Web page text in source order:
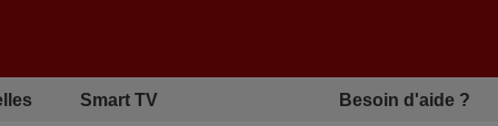
Smart TV Besoin d'aide ?